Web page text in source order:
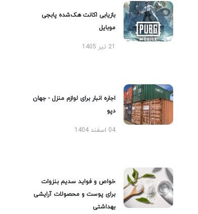
بازیابی اکانت هک‌شده پابجی
موبایل
21 تیر 1405
اجاره انبار برای لوازم منزل - جهان
دپو
04 اسفند 1404
خواص و فواید سدیم بنزوات
برای پوست و محصولات آرایشی
بهداشتی